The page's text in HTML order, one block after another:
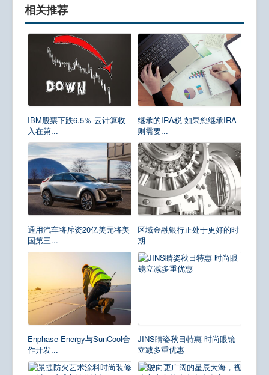
相关推荐
IBM股票下跌6.5％ 云计算收
入在第...
继承的IRA税 如果您继承IRA
则需要...
通用汽车将斥资20亿美元将美
国第三...
区域金融银行正处于更好的时
期
Enphase Energy与SunCool合
作开发...
JINS睛姿秋日特惠 时尚眼镜
立减多重优惠